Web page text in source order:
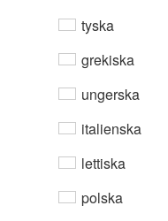
tyska
grekiska
ungerska
italienska
lettiska
polska